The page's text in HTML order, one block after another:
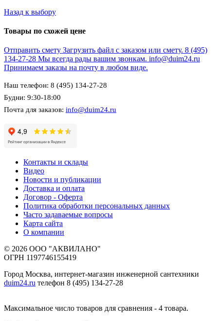
Назад к выбору
Товары по схожей цене
Отправить смету Загрузить файл с заказом или смету. 8 (495)
134-27-28 Мы всегда рады вашим звонкам. info@duim24.ru
Принимаем заказы на почту в любом виде.
Наш телефон: 8 (495) 134-27-28
Будни: 9:30-18:00
Почта для заказов: info@duim24.ru
Контакты и склады
Видео
Новости и публикации
Доставка и оплата
Договор - Оферта
Политика обработки персональных данных
Часто задаваемые вопросы
Карта сайта
О компании
© 2026 ООО "АКВИЛАНО"
ОГРН 1197746155419
Город Москва, интернет-магазин инженерной сантехники
duim24.ru телефон 8 (495) 134-27-28
Максимальное число товаров для сравнения - 4 товара.